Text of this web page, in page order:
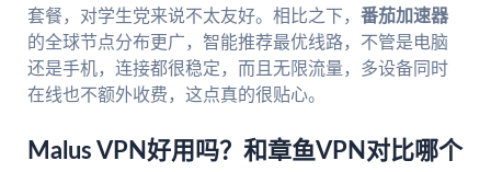
套餐，对学生党来说不太友好。相比之下， 番茄加速器
的全球节点分布更广，智能推荐最优线路，不管是电脑
还是手机，连接都很稳定，而且无限流量，多设备同时
在线也不额外收费，这点真的很贴心。
Malus VPN好用吗？和章鱼VPN对比哪个